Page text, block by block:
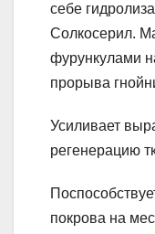
себе
Солкосерил.
фурункулами
прорыва
Усиливает
регенерацию
покрова на